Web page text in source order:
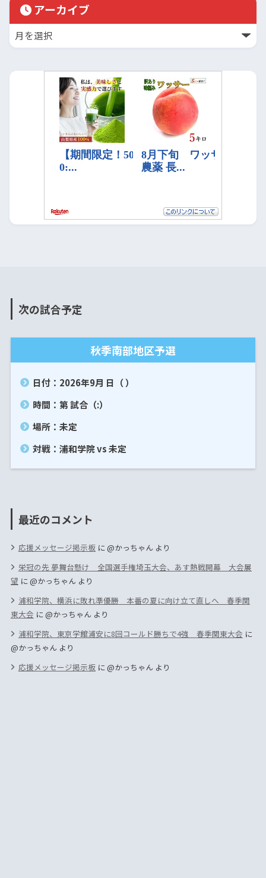
アーカイブ
次の試合予定
秋季南部地区予選
日付：2026年9月 日（ ）
時間：第 試合（:）
場所：未定
対戦：浦和学院 vs 未定
最近のコメント
応援メッセージ掲示板に@かっちゃんより
栄冠の先 夢舞台懸け 全国選手権埼玉大会、あす熱戦開幕 大会展
望 に@かっちゃんより
浦和学院、横浜に敗れ準優勝 本番の夏に向け立て直しへ 春季関
東大会 に@かっちゃんより
浦和学院、東京学館浦安に8回コールド勝ちで4強 春季関東大会 に
@かっちゃんより
応援メッセージ掲示板に@かっちゃんより